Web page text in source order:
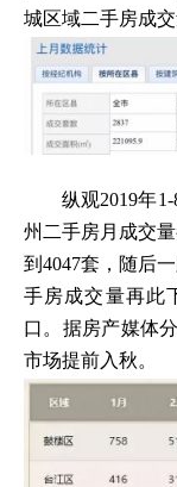
城区域二手房成
纵观2019年
州二手房月成交
到4047套，随后
手房成交量再此
口。据房产媒体
市场提前入秋。